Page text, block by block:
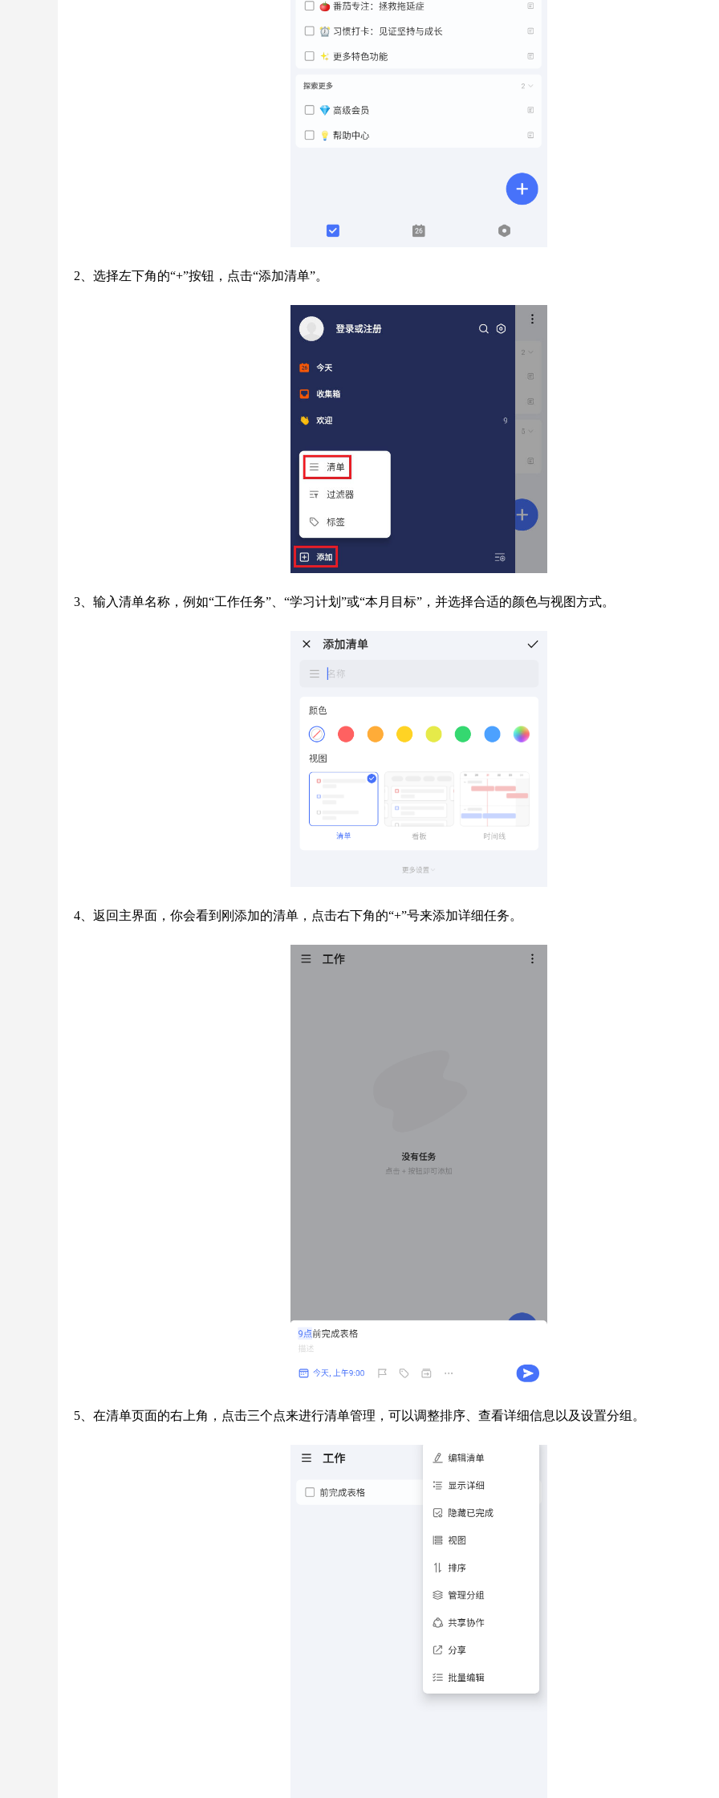
2、选择左下角的“+”按钮，点击“添加清单”。
3、输入清单名称，例如“工作任务”、“学习计划”或“本月目标”，并选择合适的颜色与视图方式。
4、返回主界面，你会看到刚添加的清单，点击右下角的“+”号来添加详细任务。
5、在清单页面的右上角，点击三个点来进行清单管理，可以调整排序、查看详细信息以及设置分组。